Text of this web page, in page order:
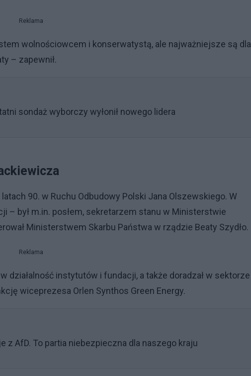
Reklama
wolnościowcem i konserwatystą, ale najważniejsze są dla
– zapewnił.
sondaż wyborczy wyłonił nowego lidera
90. w Ruchu Odbudowy Polski Jana Olszewskiego. W
– był m.in. posłem, sekretarzem stanu w Ministerstwie
Ministerstwem Skarbu Państwa w rządzie Beaty Szydło.
Reklama
działalność instytutów i fundacji, a także doradzał w sektorze
wiceprezesa Orlen Synthos Green Energy.
z AfD. To partia niebezpieczna dla naszego kraju